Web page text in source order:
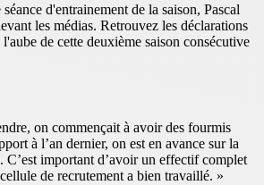
d'entrainement de la saison, Pascal
les médias. Retrouvez les déclarations
de cette deuxième saison consécutive
on commençait à avoir des fourmis
à l’an dernier, on est en avance sur la
C’est important d’avoir un effectif complet
de recrutement a bien travaillé. »